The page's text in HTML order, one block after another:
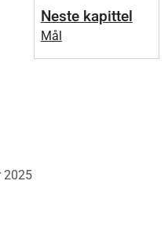
Neste kapittel
Mål
2025